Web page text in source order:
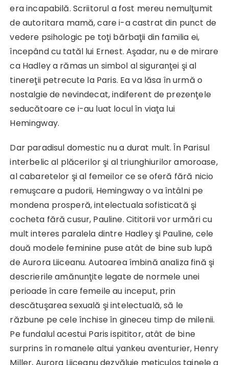
era incapabilă. Scriitorul a fost mereu nemulţumit
de autoritara mamă, care i-a castrat din punct de
vedere psihologic pe toţi bărbaţii din familia ei,
începând cu tatăl lui Ernest. Aşadar, nu e de mirare
ca Hadley a rămas un simbol al siguranţei şi al
tinereţii petrecute la Paris. Ea va lăsa în urmă o
nostalgie de nevindecat, indiferent de prezenţele
seducătoare ce i-au luat locul în viaţa lui
Hemingway.
Dar paradisul domestic nu a durat mult. În Parisul
interbelic al plăcerilor şi al triunghiurilor amoroase,
al cabaretelor şi al femeilor ce se oferă fără nicio
remuşcare a pudorii, Hemingway o va întâlni pe
mondena prosperă, intelectuala sofisticată şi
cocheta fără cusur, Pauline. Cititorii vor urmări cu
mult interes paralela dintre Hadley şi Pauline, cele
două modele feminine puse atât de bine sub lupă
de Aurora Liiceanu. Autoarea îmbină analiza fină şi
descrierile amănunţite legate de normele unei
perioade în care femeile au inceput, prin
descătuşarea sexuală şi intelectuală, să le
răzbune pe cele închise în gineceu timp de milenii.
Pe fundalul acestui Paris ispititor, atât de bine
surprins în romanele altui yankeu aventurier, Henry
Miller, Aurora Liiceanu dezvăluie meticulos tainele a